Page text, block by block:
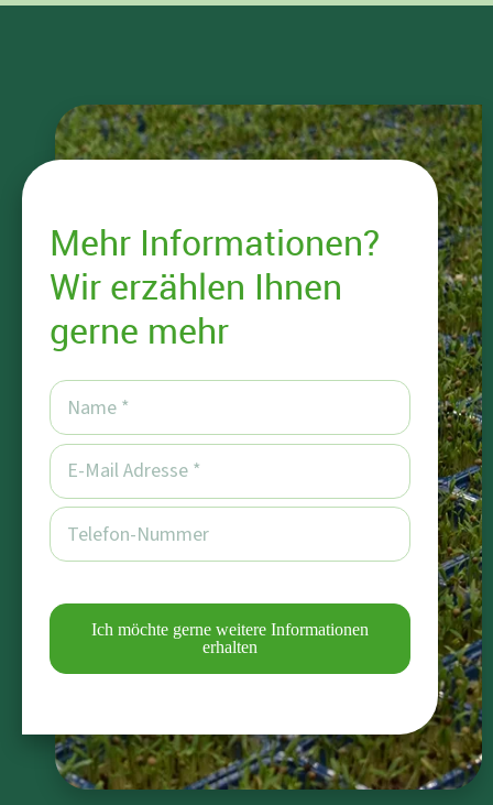
Mehr Informationen?
Wir erzählen Ihnen
gerne mehr
Ich möchte gerne weitere Informationen
erhalten